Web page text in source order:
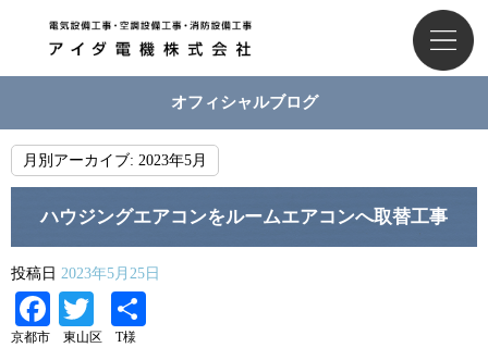
オフィシャルブログ
月別アーカイブ: 2023年5月
ハウジングエアコンをルームエアコンへ取替工事
投稿日 2023年5月25日
Facebook
Twitter
京都市 東山区 T様